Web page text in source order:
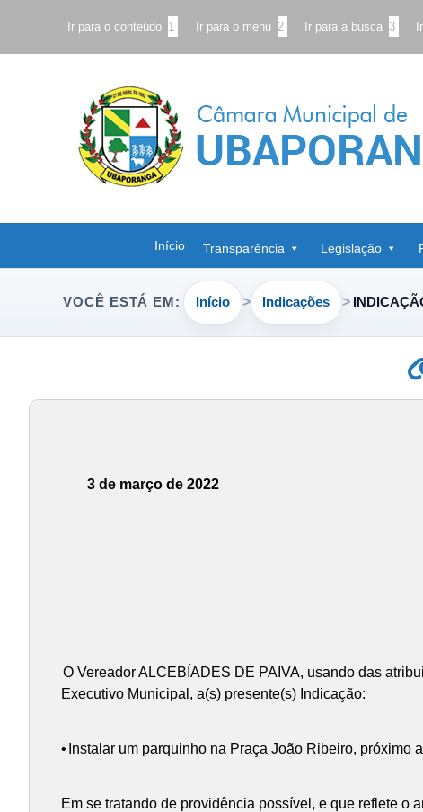
Ir para o conteúdo 1 Ir para o menu 2 Ir para a busca 3
Início Transparência Legislação
VOCÊ ESTÁ EM: Início Indicações
3 de março de 2022
O Vereador ALCEBÍADES DE PAIVA, usando das
Executivo Municipal, a(s) presente(s) Indicação:
• Instalar um parquinho na Praça João Ribeiro, próximo
Em se tratando de providência possível, e que reflete o